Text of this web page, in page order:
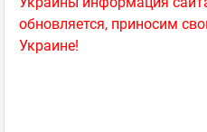
обновляется, приносим
Украине!